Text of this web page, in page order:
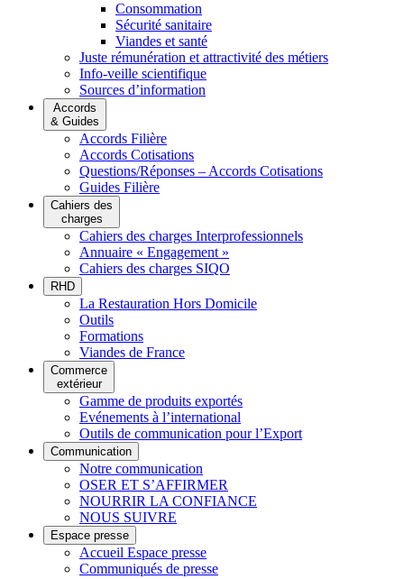
Consommation
Sécurité sanitaire
Viandes et santé
Juste rémunération et attractivité des métiers
Info-veille scientifique
Sources d’information
Accords
& Guides
Accords Filière
Accords Cotisations
Questions/Réponses – Accords Cotisations
Guides Filière
Cahiers des
charges
Cahiers des charges Interprofessionnels
Annuaire « Engagement »
Cahiers des charges SIQO
RHD
La Restauration Hors Domicile
Outils
Formations
Viandes de France
Commerce
extérieur
Gamme de produits exportés
Evénements à l’international
Outils de communication pour l’Export
Communication
Notre communication
OSER ET S’AFFIRMER
NOURRIR LA CONFIANCE
NOUS SUIVRE
Espace presse
Accueil Espace presse
Communiqués de presse